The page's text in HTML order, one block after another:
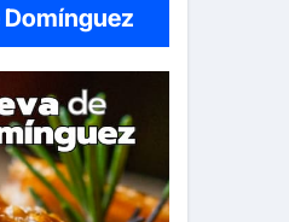
Domínguez